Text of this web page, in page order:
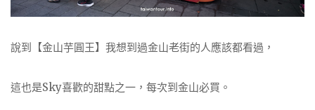
說到【金山芋圓王】我想到過金山老街的人應該都看過，
這也是Sky喜歡的甜點之一，每次到金山必買。